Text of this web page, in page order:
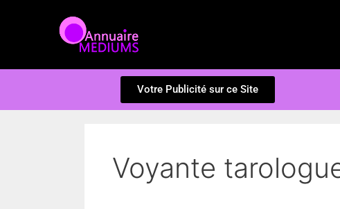
Votre Publicité sur ce Site
Voyante